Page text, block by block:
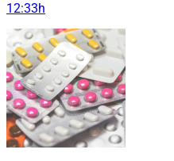
12:33h